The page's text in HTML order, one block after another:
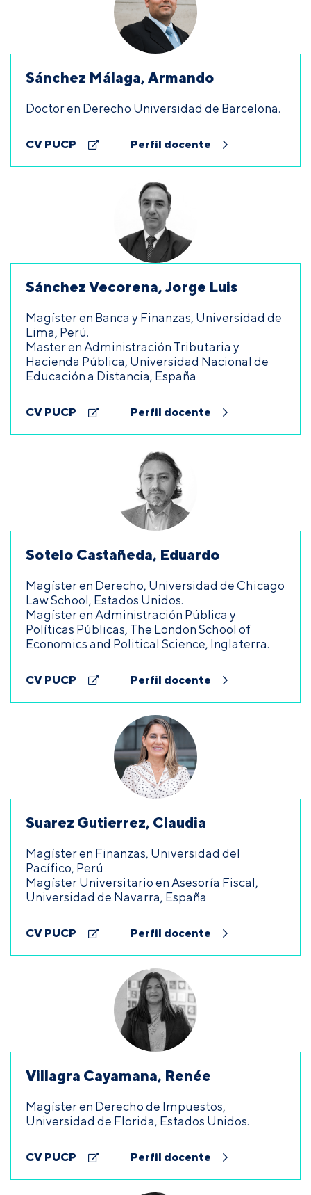
Sánchez Málaga, Armando
Doctor en Derecho Universidad de Barcelona.
CV PUCP Perfil docente
Sánchez Vecorena, Jorge Luis
Magíster en Banca y Finanzas, Universidad de
Lima, Perú.
Master en Administración Tributaria y
Hacienda Pública, Universidad Nacional de
Educación a Distancia, España
CV PUCP Perfil docente
Sotelo Castañeda, Eduardo
Magíster en Derecho, Universidad de Chicago
Law School, Estados Unidos.
Magíster en Administración Pública y
Políticas Públicas, The London School of
Economics and Political Science, Inglaterra.
CV PUCP Perfil docente
Suarez Gutierrez, Claudia
Magíster en Finanzas, Universidad del
Pacífico, Perú
Magíster Universitario en Asesoría Fiscal,
Universidad de Navarra, España
CV PUCP Perfil docente
Villagra Cayamana, Renée
Magíster en Derecho de Impuestos,
Universidad de Florida, Estados Unidos.
CV PUCP Perfil docente